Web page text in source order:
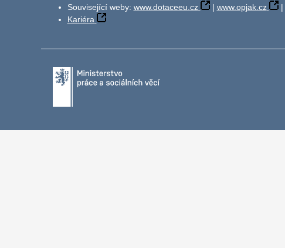
Související weby: www.dotaceeu.cz | www.opjak.cz |
Kariéra